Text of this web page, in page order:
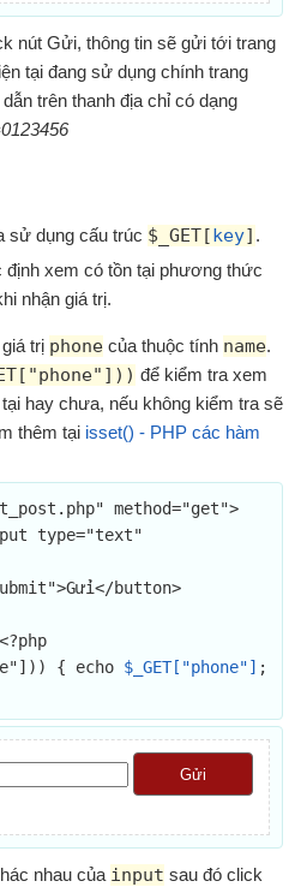
nút Gửi, thông tin sẽ gửi tới trang
tại đang sử dụng chính trang
trên thanh địa chỉ có dạng
sử dụng cấu trúc $_GET[key] .
định xem có tồn tại phương thức
nhận giá trị.
trị phone của thuộc tính name.
để kiểm tra xem
hay chưa, nếu không kiểm tra sẽ
thêm tại isset() - PHP các hàm
method="get">
{ echo $_GET["phone"] ;
Gửi
nhau của input sau đó click